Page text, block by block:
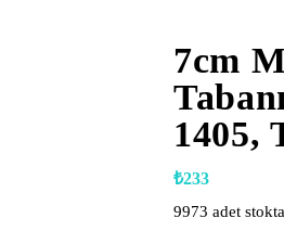
7cm
1405,
₺233
9973 adet stokta